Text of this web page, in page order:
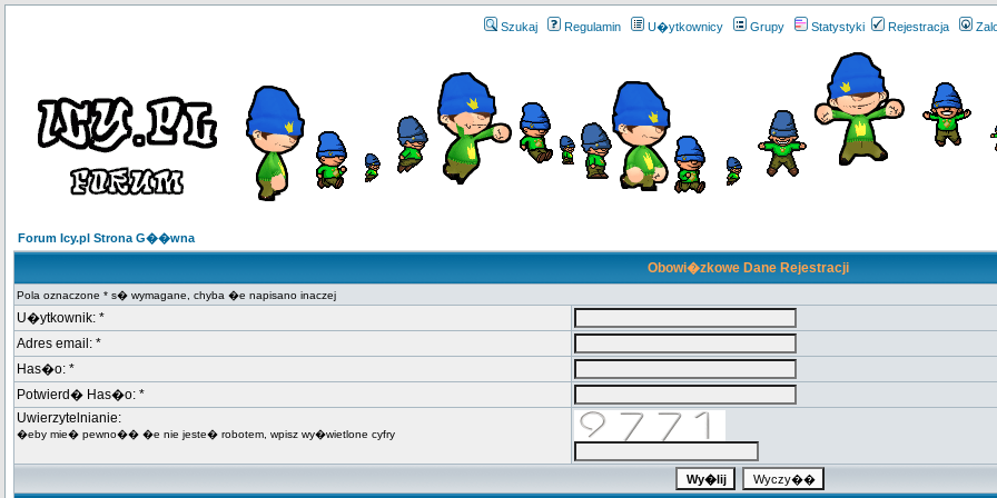
Szukaj Regulamin U�ytkownicy Grupy Statystyki Rejestracja
Forum Icy.pl Strona G��wna
Obowi�zkowe Dane Rejestracji
Pola oznaczone * s� wymagane, chyba �e napisano inaczej
U�ytkownik: *
Adres email: *
Has�o: *
Potwierd� Has�o: *
Uwierzytelnianie:
�eby mie� pewno�� �e nie jeste� robotem, wpisz wy�wietlone cyfry